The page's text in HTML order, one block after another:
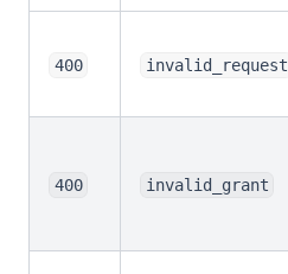
400 invalid_request
400 invalid_grant